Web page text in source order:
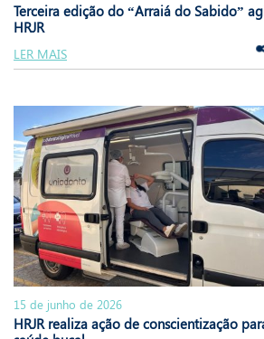
Terceira edição do “Arraiá do Sabido”
HRJR
LER MAIS
15 de junho de 2026
HRJR realiza ação de conscientização